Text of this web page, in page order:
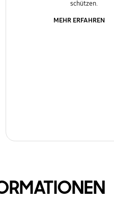
schützen.
MEHR ERFAHREN